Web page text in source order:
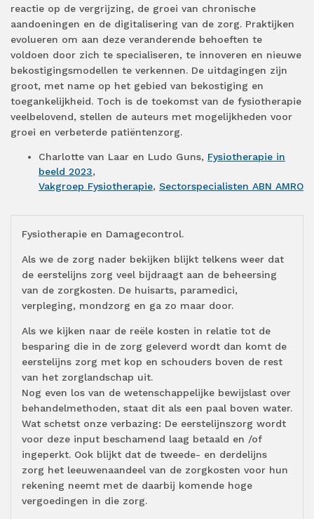
reactie op de vergrijzing, de groei van chronische
aandoeningen en de digitalisering van de zorg. Praktijken
evolueren om aan deze veranderende behoeften te
voldoen door zich te specialiseren, te innoveren en nieuwe
bekostigingsmodellen te verkennen. De uitdagingen zijn
groot, met name op het gebied van bekostiging en
toegankelijkheid. Toch is de toekomst van de fysiotherapie
veelbelovend, stellen de auteurs met mogelijkheden voor
groei en verbeterde patiëntenzorg.
Charlotte van Laar en Ludo Guns, Fysiotherapie in
beeld 2023,
Vakgroep Fysiotherapie, Sectorspecialisten ABN AMRO
Fysiotherapie en Damagecontrol.
Als we de zorg nader bekijken blijkt telkens weer dat
de eerstelijns zorg veel bijdraagt aan de beheersing
van de zorgkosten. De huisarts, paramedici,
verpleging, mondzorg en ga zo maar door.
Als we kijken naar de reële kosten in relatie tot de
besparing die in de zorg geleverd wordt dan komt de
eerstelijns zorg met kop en schouders boven de rest
van het zorglandschap uit.
Nog even los van de wetenschappelijke bewijslast over
behandelmethoden, staat dit als een paal boven water.
Wat schetst onze verbazing: De eerstelijnszorg wordt
voor deze input beschamend laag betaald en /of
ingeperkt. Ook blijkt dat de tweede- en derdelijns
zorg het leeuwenaandeel van de zorgkosten voor hun
rekening neemt met de daarbij komende hoge
vergoedingen in die zorg.